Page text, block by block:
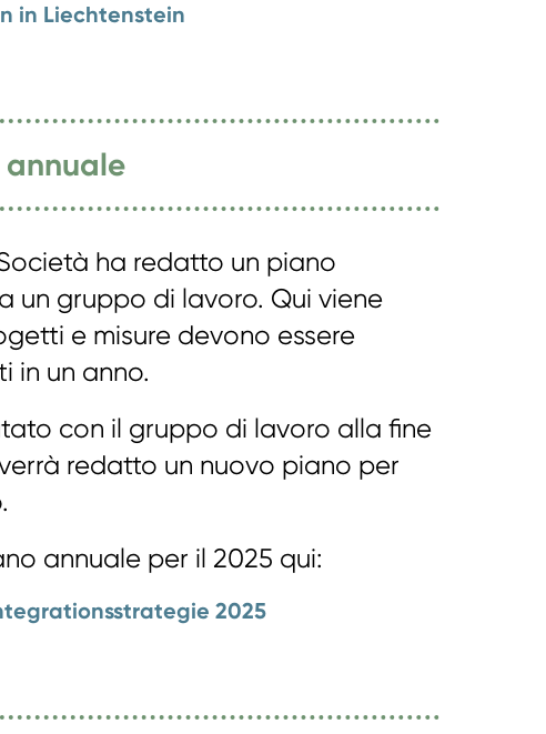
in Liechtenstein
ha redatto un piano
un gruppo di lavoro. Qui viene
e misure devono essere
in un anno.
con il gruppo di lavoro alla fine
redatto un nuovo piano per
annuale per il 2025 qui:
2025